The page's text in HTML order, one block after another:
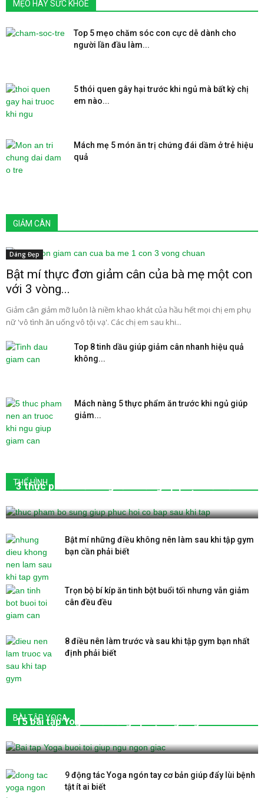
MẸO HAY SỨC KHỎE
Top 5 mẹo chăm sóc con cực dễ dành cho
người lần đầu làm...
5 thói quen gây hại trước khi ngủ mà bất kỳ chị
em nào...
Mách mẹ 5 món ăn trị chứng đái dầm ở trẻ hiệu
quả
GIẢM CÂN
Dáng Đẹp
Bật mí thực đơn giảm cân của bà mẹ một con
với 3 vòng...
Giảm cân giảm mỡ luôn là niềm khao khát của hầu hết mọi chị em phụ
nữ 'vô tình ăn uống vô tội vạ'. Các chị em sau khi...
Top 8 tinh dầu giúp giảm cân nhanh hiệu quả
không...
Mách nàng 5 thực phẩm ăn trước khi ngủ giúp
giảm...
THỂ HÌNH
3 thực phẩm bổ sung tốt nhất giúp phục hồi cơ
Bật mí những điều không nên làm sau khi tập gym
bạn cần phải biết
Trọn bộ bí kíp ăn tinh bột buổi tối nhưng vẫn giảm
cân đều đều
8 điều nên làm trước và sau khi tập gym bạn nhất
định phải biết
BÀI TẬP YOGA
15 bài tập Yoga buổi tối giúp bạn ngủ ngon và
9 động tác Yoga ngón tay cơ bản giúp đẩy lùi bệnh
tật ít ai biết